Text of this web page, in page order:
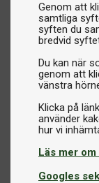
Genom att
samtliga
syften du
bredvid
Du kan när
genom att
vänstra
Klicka på
använder
Läs mer
Googles